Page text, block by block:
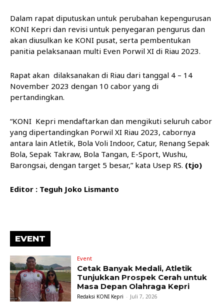
Dalam rapat diputuskan untuk perubahan kepengurusan
KONI Kepri dan revisi untuk penyegaran pengurus dan
akan diusulkan ke KONI pusat, serta pembentukan
panitia pelaksanaan multi Even Porwil XI di Riau 2023.
Rapat akan dilaksanakan di Riau dari tanggal 4 – 14
November 2023 dengan 10 cabor yang di
pertandingkan.
“KONI Kepri mendaftarkan dan mengikuti seluruh cabor
yang dipertandingkan Porwil XI Riau 2023, cabornya
antara lain Atletik, Bola Voli Indoor, Catur, Renang Sepak
Bola, Sepak Takraw, Bola Tangan, E-Sport, Wushu,
Barongsai, dengan target 5 besar,” kata Usep RS. (tjo)
Editor : Teguh Joko Lismanto
EVENT
Event
Cetak Banyak Medali, Atletik
Tunjukkan Prospek Cerah untuk
Masa Depan Olahraga Kepri
Redaksi KONI Kepri - Juli 7, 2026